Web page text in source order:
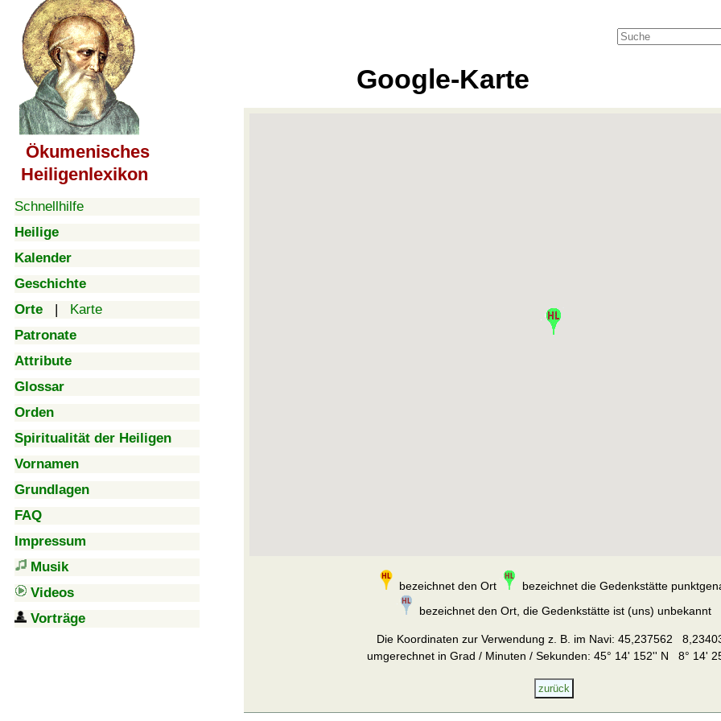
Ökumenisches
Heiligenlexikon
Schnellhilfe
Heilige
Kalender
Geschichte
Orte | Karte
Patronate
Attribute
Glossar
Orden
Spiritualität der Heiligen
Vornamen
Grundlagen
FAQ
Impressum
Musik
Videos
Vorträge
Google-Karte
bezeichnet den Ort
bezeichnet die Gedenkstätte
bezeichnet den Ort, die Gedenkstätte ist (uns) unbekannt
Die Koordinaten zur Verwendung z. B. im Navi: 45,237562
umgerechnet in Grad / Minuten / Sekunden: 45° 14' 152'' N 8° 14'